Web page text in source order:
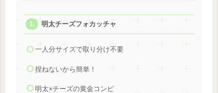
明太チーズフォカッチャ
一人分サイズで取り分け不要
捏ねないから簡単！
明太×チーズの黄金コンビ